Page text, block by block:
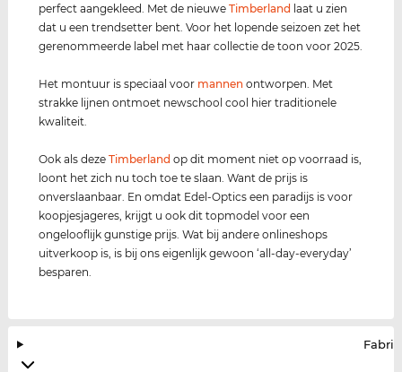
perfect aangekleed. Met de nieuweTimberland laat u zien
dat u een trendsetter bent. Voor het lopende seizoen zet het
gerenommeerde label met haar collectie de toon voor 2025.
Het montuur is speciaal voor mannen ontworpen. Met
strakke lijnen ontmoet newschool cool hier traditionele
kwaliteit.
Ook als dezeTimberland op dit moment niet op voorraad is,
loont het zich nu toch toe te slaan. Want de prijs is
onverslaanbaar. En omdat Edel-Optics een paradijs is voor
koopjesjageres, krijgt u ook dit topmodel voor een
ongelooflijk gunstige prijs. Wat bij andere onlineshops
uitverkoop is, is bij ons eigenlijk gewoon ‘all-day-everyday’
besparen.